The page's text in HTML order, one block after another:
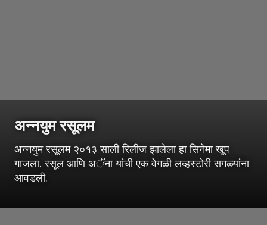
अन्नयुम रसूलम
अन्नयुम रसूलम २०१३ साली रिलीज झालेला हा सिनेमा खूप
गाजला. रसूल आणि अॅना यांची एक वेगळी लव्हस्टोरी सगळ्यांना
आवडली.